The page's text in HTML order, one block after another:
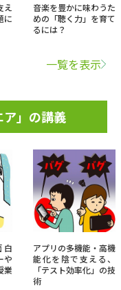
え
に
音楽を豊かに味わうた
めの「聴く力」を育て
るには？
一覧を表示
」の講義
白
や
業
アプリの多機能・高機
能化を陰で支える、
「テスト効率化」の技
術